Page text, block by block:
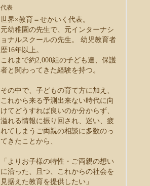
代表
世界×教育＝せかいく代表。
元幼稚園の先生で、元インターナシ
ョナルスクールの先生。 幼児教育者
歴16年以上。
これまで約2,000組の子ども達、保護
者と関わってきた経験を持つ。
その中で、子どもの育て方に加え、
これから来る予測出来ない時代に向
けてどうすれば良いのか分からず、
溢れる情報に振り回され、迷い、疲
れてしまうご両親の相談に多数のっ
てきたことから、
「よりお子様の特性・ご両親の想い
に沿った、且つ、これからの社会を
見据えた教育を提供したい」